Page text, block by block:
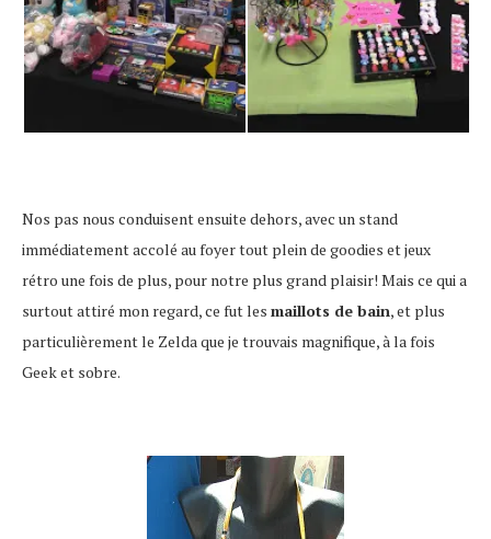
Nos pas nous conduisent ensuite dehors, avec un stand
immédiatement accolé au foyer tout plein de goodies et jeux
rétro une fois de plus, pour notre plus grand plaisir! Mais ce qui a
surtout attiré mon regard, ce fut les maillots de bain, et plus
particulièrement le Zelda que je trouvais magnifique, à la fois
Geek et sobre.